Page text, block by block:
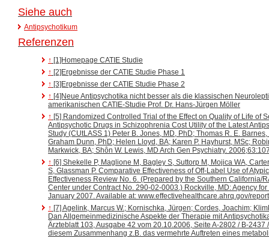
Siehe auch
Antipsychotikum
Referenzen
↑ [1]Homepage CATIE Studie
↑ [2]Ergebnisse der CATIE Studie Phase 1
↑ [3]Ergebnisse der CATIE Studie Phase 2
↑ [4]Neue Antipsychotika nicht besser als die klassischen
amerikanischen CATIE-Studie Prof. Dr. Hans-Jürgen Möller
↑ [5] Randomized Controlled Trial of the Effect on Quality of Life of
Antipsychotic Drugs in Schizophrenia Cost Utility of the Latest
Study (CUtLASS 1) Peter B. Jones, MD, PhD; Thomas R. E.
Graham Dunn, PhD; Helen Lloyd, BA; Karen P. Hayhurst, MSc;
Markwick, BA; Shôn W. Lewis, MD Arch Gen Psychiatry.
↑ [6] Shekelle P, Maglione M, Bagley S, Suttorp M, Mojica WA,
S, Glassman P. Comparative Effectiveness of Off-Label Use of
Effectiveness Review No. 6. (Prepared by the Southern California/
Center under Contract No. 290-02-0003.) Rockville, MD: Agency
January 2007. Available at: www.effectivehealthcare.ahrq.gov/
↑ [7] Agelink, Marcus W.; Kornischka, Jürgen; Cordes, Joachim;
Dan Allgemeinmedizinische Aspekte der Therapie mit
Ärzteblatt 103, Ausgabe 42 vom 20.10.2006, Seite A-2802 / B-
diesem Zusammenhang z.B. das vermehrte Auftreten eines